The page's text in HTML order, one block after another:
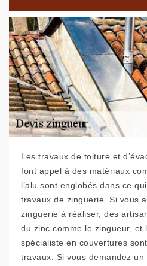
Les travaux de toiture et
font appel à des matériaux
l’alu sont englobés dans ce
travaux de zinguerie. Si vous
zinguerie à réaliser, des
du zinc comme le zingueur, et
spécialiste en couvertures
travaux. Si vous demandez